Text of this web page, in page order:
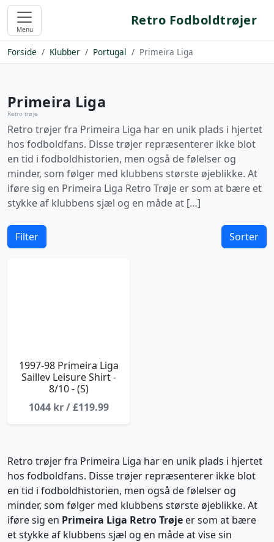
Menu
Retro Fodboldtrøjer
Forside Klubber Portugal Primeira Liga
Primeira Liga
Retro trøje
Retro trøjer fra Primeira Liga har en unik plads i hjertet
hos fodboldfans. Disse trøjer repræsenterer ikke blot
en tid i fodboldhistorien, men også de følelser og
minder, som følger med klubbens største øjeblikke. At
iføre sig en Primeira Liga Retro Trøje er som at bære et
stykke af klubbens sjæl og en måde at […]
Filter Sorter
1997-98 Primeira Liga
Saillev Leisure Shirt -
8/10 - (S)
1044 kr / £119.99
Retro trøjer fra Primeira Liga har en unik plads i hjertet
hos fodboldfans. Disse trøjer repræsenterer ikke blot
en tid i fodboldhistorien, men også de følelser og
minder, som følger med klubbens største øjeblikke. At
iføre sig en Primeira Liga Retro Trøje er som at bære
et stykke af klubbens sjæl og en måde at vise sin